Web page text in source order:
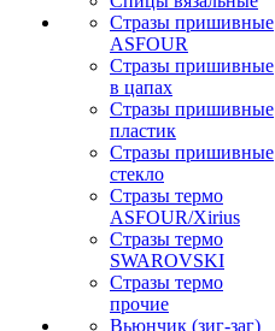
Стразы пришивные
ASFOUR
Стразы пришивные
в цапах
Стразы пришивные
пластик
Стразы пришивные
стекло
Стразы термо
ASFOUR/Xirius
Стразы термо
SWAROVSKI
Стразы термо
прочие
Вьюнчик (зиг-заг)